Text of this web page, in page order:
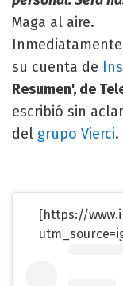
Maga al aire.
su cuenta de
Resumen', de
escribió sin
del grupo Vierci.
[https://